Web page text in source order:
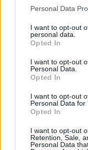
Please note that this
not limited to your
grant or deny consent
use your data for
consent section.
Personal Data
I want to opt-out
personal data.
Opted In
I want to opt-out
Personal Data.
Opted In
I want to opt-out
Personal Data for
Opted In
I want to opt-out
Retention, Sale,
Personal Data
A bicskei
köztársasági elnök.
NOVÁK KATALIN
AD ANNAK AKI
FIGYELEM,
Dehogy ad! Hatalmas
KATALIN - AZT SE
2022. november. 07. 15:11